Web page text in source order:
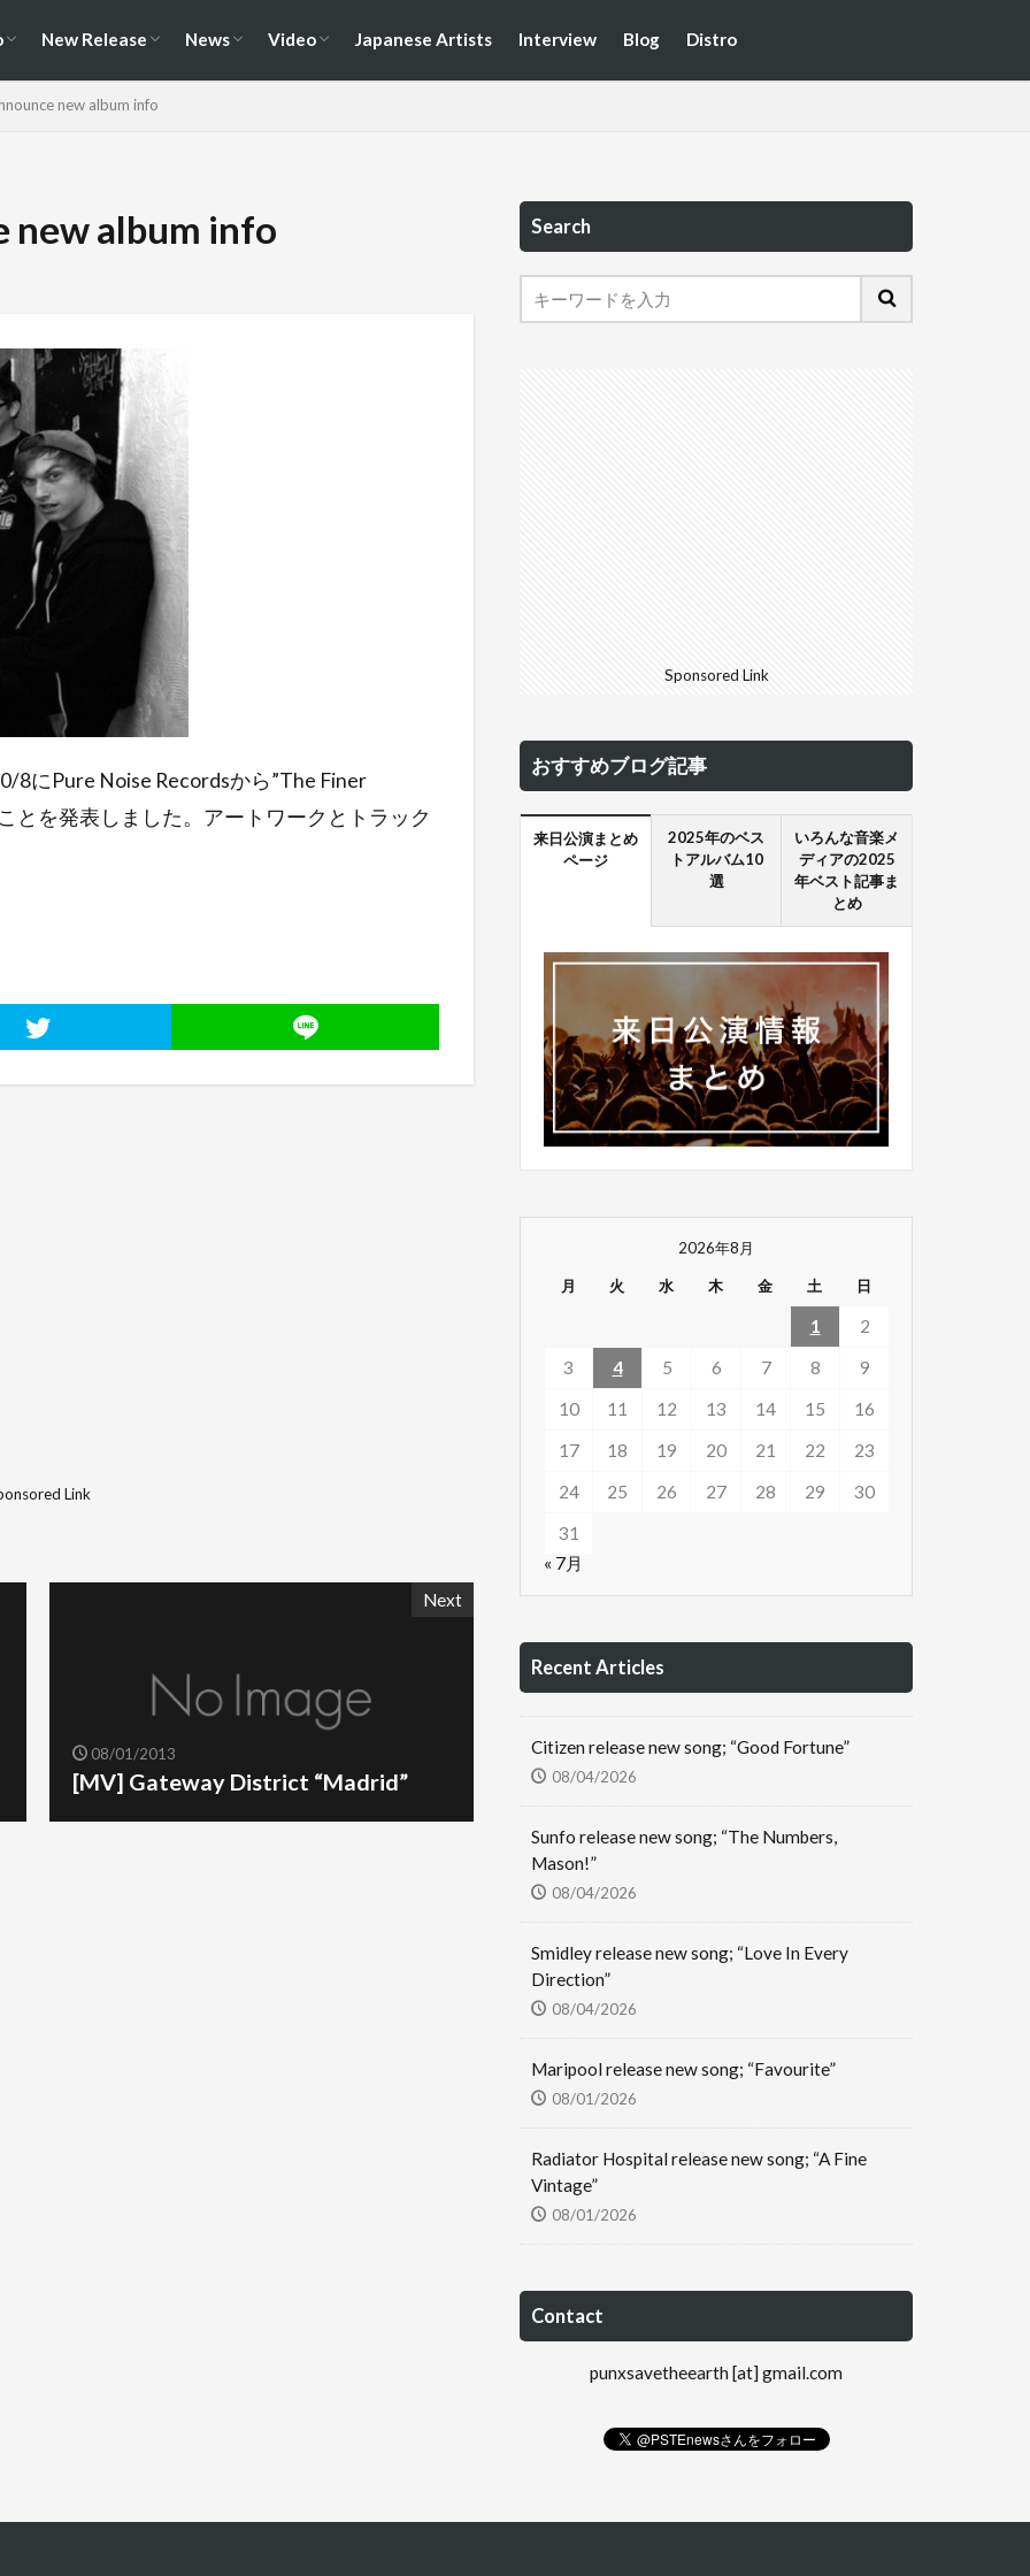
New Release News Video Japanese Artists Interview Blog Distro
new album info
new album info
8にPure Noise Recordsから”The Finer
とを発表しました。アートワークとトラック
Link
Next
08/01/2013
[MV] Gateway District “Madrid”
Search
Sponsored Link
おすすめブログ記事
来日公演まとめ
ページ
2025年のベス
トアルバム10
選
いろんな音楽メ
ディアの2025
年ベスト記事ま
とめ
2026年8月
月 火 水 木 金 土 日
1
2
3
4 5 6 7 8
9
10
11 12 13 14 15
16
17
18 19 20 21 22
23
24
25 26 27 28 29
30
31
« 7月
Recent Articles
Citizen release new song; “Good Fortune”
08/04/2026
Sunfo release new song; “The Numbers,
Mason!”
08/04/2026
Smidley release new song; “Love In Every
Direction”
08/04/2026
Maripool release new song; “Favourite”
08/01/2026
Radiator Hospital release new song; “A Fine
Vintage”
08/01/2026
Contact
punxsavetheearth [at] gmail.com